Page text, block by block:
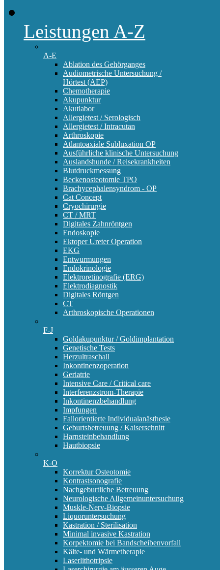
Leistungen A-Z
A-E
Ablation des Gehörganges
Audiometrische Untersuchung /
Hörtest (AEP)
Chemotherapie
Akupunktur
Akutlabor
Allergietest / Serologisch
Allergietest / Intracutan
Arthroskopie
Atlantoaxiale Subluxation OP
Ausführliche klinische Untersuchung
Auslandshunde / Reisekrankheiten
Blutdruckmessung
Beckenosteotomie TPO
Brachycephalensyndrom - OP
Cat Concept
Cryochirurgie
CT / MRT
Digitales Zahnröntgen
Endoskopie
Ektoper Ureter Operation
EKG
Entwurmungen
Endokrinologie
Elektroretinografie (ERG)
Elektrodiagnostik
Digitales Röntgen
CT
Arthroskopische Operationen
F-J
Goldakupunktur / Goldimplantation
Genetische Tests
Herzultraschall
Inkontinenzoperation
Geriatrie
Intensive Care / Critical care
Interferenzstrom-Therapie
Inkontinenzbehandlung
Impfungen
Fallorientierte Individualanästhesie
Geburtsbetreuung / Kaiserschnitt
Harnsteinbehandlung
Hautbiopsie
K-O
Korrektur Osteotomie
Kontrastsonografie
Nachgeburtliche Betreuung
Neurologische Allgemeinuntersuchung
Muskle-Nerv-Biopsie
Liquoruntersuchung
Kastration / Sterilisation
Minimal invasive Kastration
Korpektomie bei Bandscheibenvorfall
Kälte- und Wärmetherapie
Laserlithotripsie